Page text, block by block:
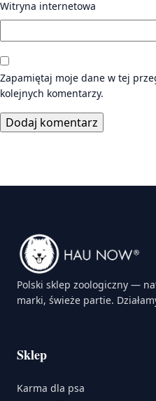
Witryna internetowa
Zapamiętaj moje dane w tej
kolejnych komentarzy.
Polski sklep zoologiczny —
marki, świeże partie.
Sklep
Karma dla psa